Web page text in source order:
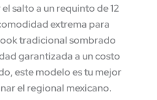
salto a un requinto de 12
extrema para
tradicional sombrado
garantizada a un costo
este modelo es tu mejor
el regional mexicano.